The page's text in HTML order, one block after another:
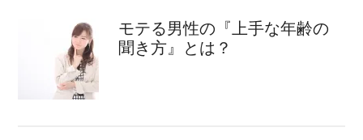
モテる男性の『上手な年齢の
聞き方』とは？